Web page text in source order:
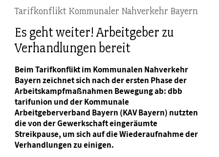
Tarifkonflikt Kommunaler Nahverkehr Bayern
Es geht weiter! Arbeitgeber zu
Verhandlungen bereit
Beim Tarifkonflikt im Kommunalen Nahverkehr
Bayern zeichnet sich nach der ersten Phase der
Arbeitskampfmaßnahmen Bewegung ab: dbb
tarifunion und der Kommunale
Arbeitgeberverband Bayern (KAV Bayern) nutzten
die von der Gewerkschaft eingeräumte
Streikpause, um sich auf die Wiederaufnahme der
Verhandlungen zu einigen.